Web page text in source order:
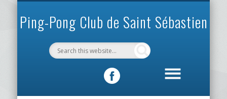
Ping-Pong Club de Saint Sébastien